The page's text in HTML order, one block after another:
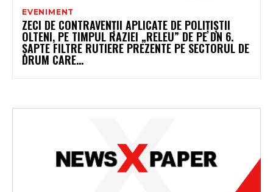
EVENIMENT
ZECI DE CONTRAVENȚII APLICATE DE POLIȚIȘTII
OLTENI, PE TIMPUL RAZIEI „RELEU” DE PE DN 6.
ȘAPTE FILTRE RUTIERE PREZENTE PE SECTORUL DE
DRUM CARE...